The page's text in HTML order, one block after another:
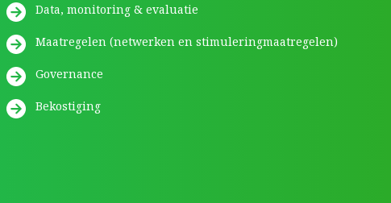
Data, monitoring & evaluatie
Maatregelen (netwerken en stimuleringmaatregelen)
Governance
Bekostiging